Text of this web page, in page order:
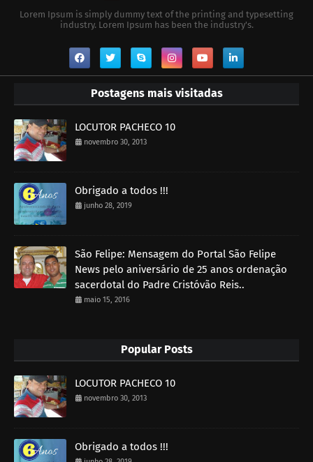
Lorem Ipsum is simply dummy text of the printing and typesetting
industry. Lorem Ipsum has been the industry's.
Postagens mais visitadas
LOCUTOR PACHECO 10
novembro 30, 2013
Obrigado a todos !!!
junho 28, 2019
São Felipe: Mensagem do Portal São Felipe
News pelo aniversário de 25 anos ordenação
sacerdotal do Padre Cristóvão Reis..
maio 15, 2016
Popular Posts
LOCUTOR PACHECO 10
novembro 30, 2013
Obrigado a todos !!!